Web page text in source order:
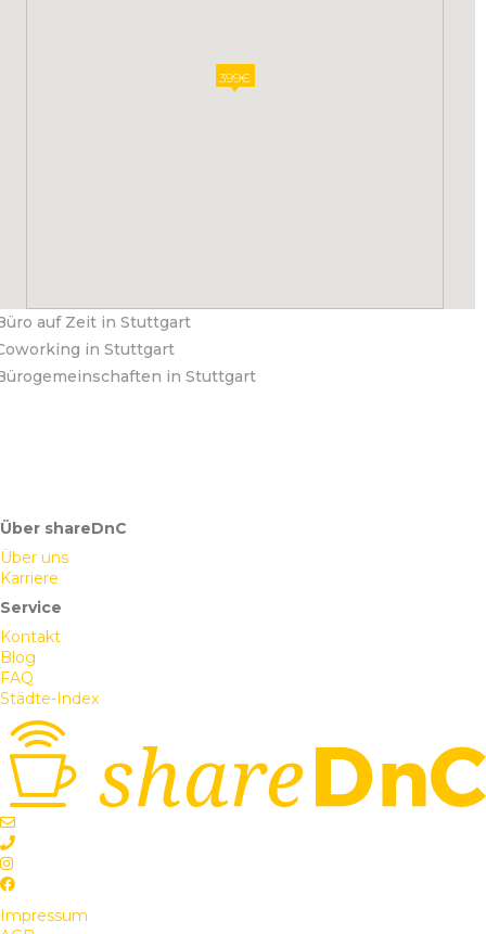
399€
auf Zeit in Stuttgart
in Stuttgart
in Stuttgart
Über shareDnC
Über uns
Karriere
Service
Kontakt
Blog
FAQ
Städte-Index
Impressum